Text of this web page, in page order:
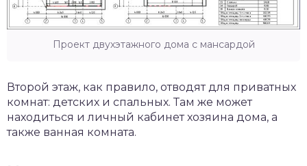
Проект двухэтажного дома с мансардой
Второй этаж, как правило, отводят для приватных
комнат: детских и спальных. Там же может
находиться и личный кабинет хозяина дома, а
также ванная комната.